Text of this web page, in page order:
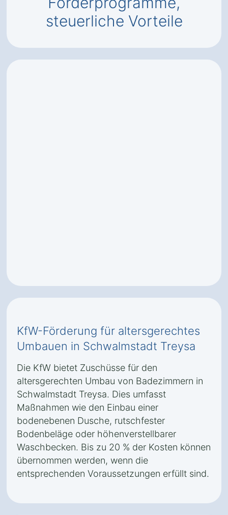
steuerliche Vorteile
KfW-Förderung für altersgerechtes
Umbauen in Schwalmstadt Treysa
Die KfW bietet Zuschüsse für den
altersgerechten Umbau von Badezimmern in
Schwalmstadt Treysa. Dies umfasst
Maßnahmen wie den Einbau einer
bodenebenen Dusche, rutschfester
Bodenbeläge oder höhenverstellbarer
Waschbecken. Bis zu 20 % der Kosten können
übernommen werden, wenn die
entsprechenden Voraussetzungen erfüllt sind.